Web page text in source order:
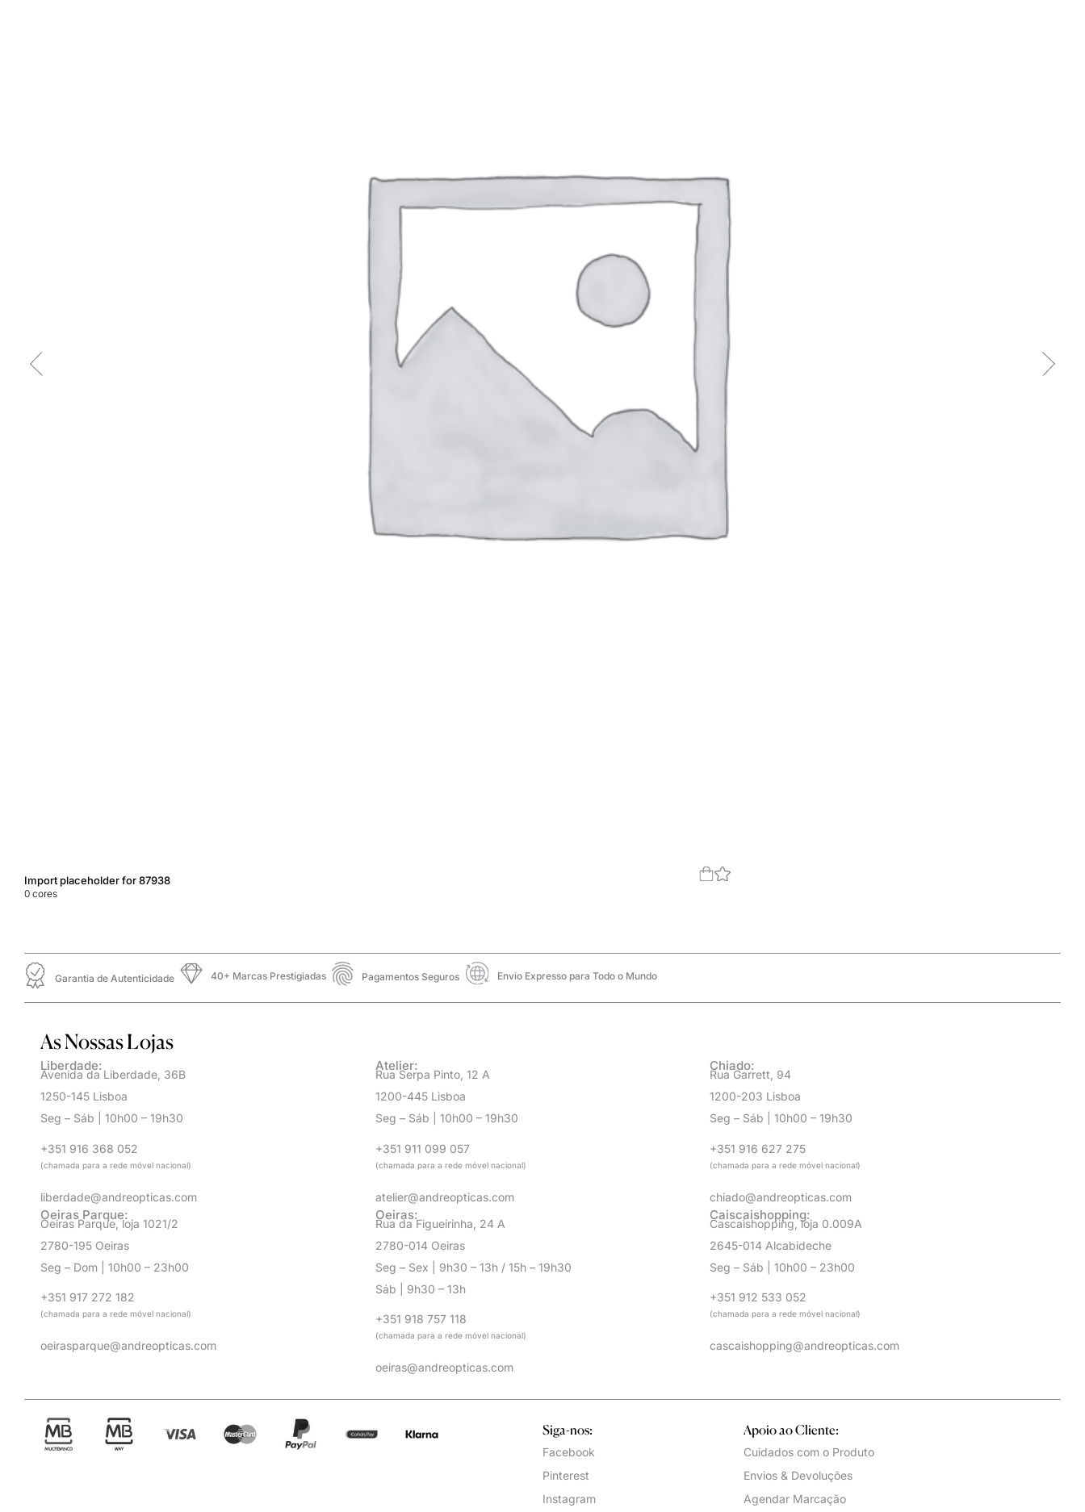
Import placeholder for 87938
0 cores
Garantia de Autenticidade 40+ Marcas Prestigiadas Pagamentos Seguros Envio Expresso para Todo o Mundo
As Nossas Lojas
Liberdade:
Avenida da Liberdade, 36B
1250-145 Lisboa
Seg – Sáb | 10h00 – 19h30
+351 916 368 052
(chamada para a rede móvel nacional)
liberdade@andreopticas.com
Atelier:
Rua Serpa Pinto, 12 A
1200-445 Lisboa
Seg – Sáb | 10h00 – 19h30
+351 911 099 057
(chamada para a rede móvel nacional)
atelier@andreopticas.com
Chiado:
Rua Garrett, 94
1200-203 Lisboa
Seg – Sáb | 10h00 – 19h30
+351 916 627 275
(chamada para a rede móvel nacional)
chiado@andreopticas.com
Oeiras Parque:
Oeiras Parque, loja 1021/2
2780-195 Oeiras
Seg – Dom | 10h00 – 23h00
+351 917 272 182
(chamada para a rede móvel nacional)
oeirasparque@andreopticas.com
Oeiras:
Rua da Figueirinha, 24 A
2780-014 Oeiras
Seg – Sex | 9h30 – 13h / 15h – 19h30
Sáb | 9h30 – 13h
+351 918 757 118
(chamada para a rede móvel nacional)
oeiras@andreopticas.com
Caiscaishopping:
Cascaishopping, loja 0.009A
2645-014 Alcabideche
Seg – Sáb | 10h00 – 23h00
+351 912 533 052
(chamada para a rede móvel nacional)
cascaishopping@andreopticas.com
Siga-nos:
Facebook
Pinterest
Instagram
Apoio ao Cliente:
Cuidados com o Produto
Envios & Devoluções
Agendar Marcação